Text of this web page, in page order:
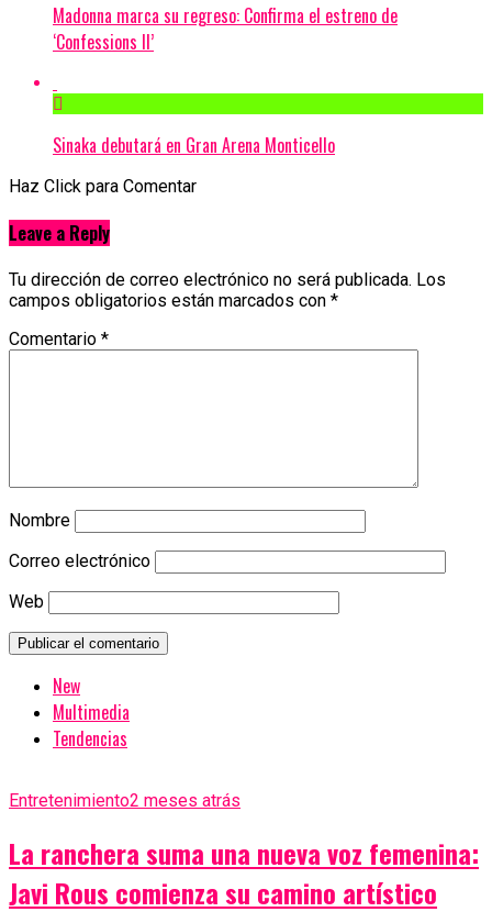
Madonna marca su regreso: Confirma el estreno de
‘Confessions II’
Sinaka debutará en Gran Arena Monticello
Haz Click para Comentar
Leave a Reply
Tu dirección de correo electrónico no será publicada. Los
campos obligatorios están marcados con *
Comentario *
Nombre
Correo electrónico
Web
New
Multimedia
Tendencias
Entretenimiento2 meses atrás
La ranchera suma una nueva voz femenina:
Javi Rous comienza su camino artístico